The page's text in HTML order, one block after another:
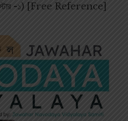
-১) [Free Reference]